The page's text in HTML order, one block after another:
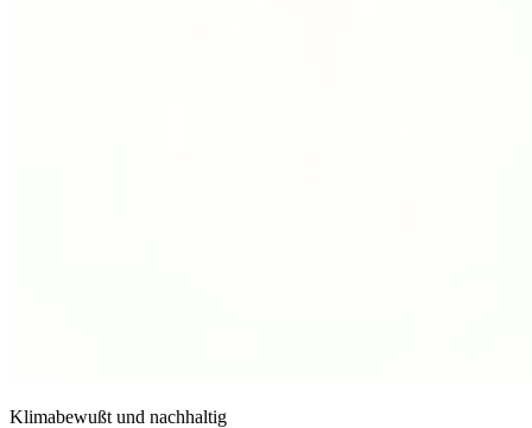
Klimabewußt und nachhaltig